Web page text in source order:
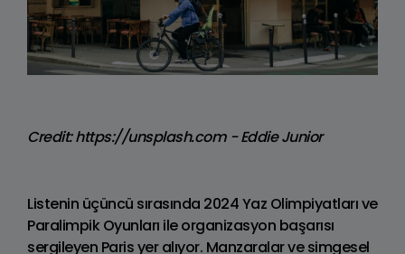
Credit: https://unsplash.com - Eddie Junior
Listenin üçüncü sırasında 2024 Yaz Olimpiyatları ve
Paralimpik Oyunları ile organizasyon başarısı
sergileyen Paris yer alıyor. Manzaralar ve simgesel